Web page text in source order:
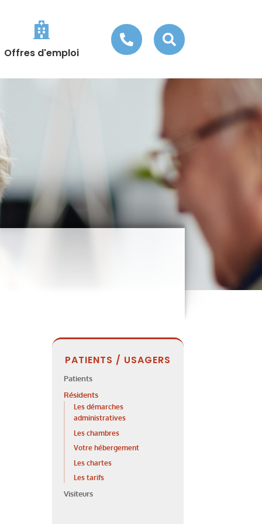

Offres d'emploi
 
PATIENTS / USAGERS
Patients
Résidents
Les démarches
administratives
Les chambres
Votre hébergement
Les chartes
Les tarifs
Visiteurs